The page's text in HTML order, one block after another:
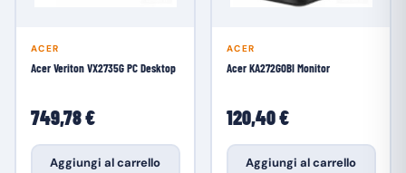
ACER
Acer Veriton VX2735G PC Desktop
749,78 €
Aggiungi al carrello
ACER
Acer KA272G0BI Monitor
120,40 €
Aggiungi al carrello